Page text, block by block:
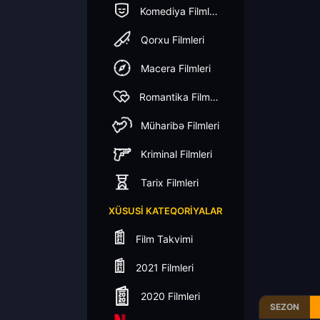
Komediya Filmleri
Qorxu Filmleri
Macera Filmleri
Romantika Filmleri
Müharibə Filmleri
Kriminal Filmleri
Tarix Filmleri
XÜSUSI KATEQORIYALAR
Film Takvimi
2021 Filmleri
2020 Filmleri
SEZON